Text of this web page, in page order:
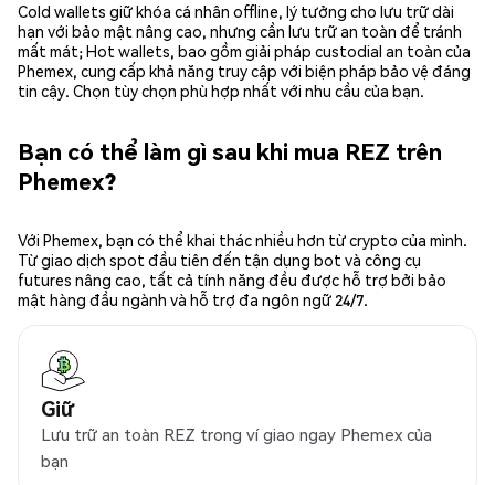
Cold wallets giữ khóa cá nhân offline, lý tưởng cho lưu trữ dài
hạn với bảo mật nâng cao, nhưng cần lưu trữ an toàn để tránh
mất mát; Hot wallets, bao gồm giải pháp custodial an toàn của
Phemex, cung cấp khả năng truy cập với biện pháp bảo vệ đáng
tin cậy. Chọn tùy chọn phù hợp nhất với nhu cầu của bạn.
Bạn có thể làm gì sau khi mua REZ trên
Phemex?
Với Phemex, bạn có thể khai thác nhiều hơn từ crypto của mình.
Từ giao dịch spot đầu tiên đến tận dụng bot và công cụ
futures nâng cao, tất cả tính năng đều được hỗ trợ bởi bảo
mật hàng đầu ngành và hỗ trợ đa ngôn ngữ 24/7.
Giữ
Lưu trữ an toàn REZ trong ví giao ngay Phemex của
bạn